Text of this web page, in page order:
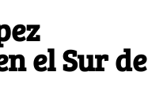
el Sur de